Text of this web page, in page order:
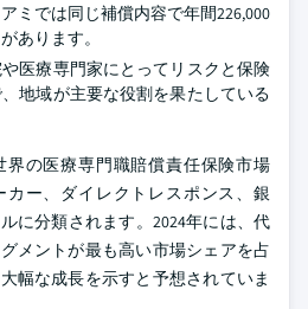
ミでは同じ補償内容で年間226,000
あります。
医療専門家にとってリスクと保険
地域が主要な役割を果たしている
の医療専門職賠償責任保険市場
ー、ダイレクトレスポンス、銀
に分類されます。2024年には、代
メントが最も高い市場シェアを占
幅な成長を示すと予想されていま